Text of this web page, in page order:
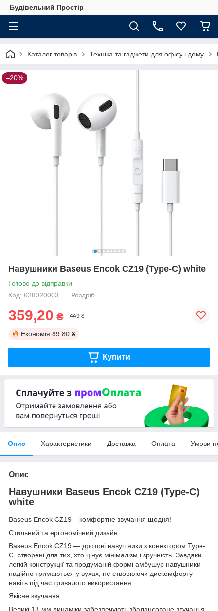
Будівельний Простір
Каталог товарів Техніка та гаджети для офісу і дому
–20%
Навушники Baseus Encok CZ19 (Type-C) white
Готово до відправки
Код: 628020003
Роздріб
359,20 ₴ 449 ₴
Економія 89.80 ₴
Купити
Опис Характеристики Доставка Оплата Умови
Опис
Навушники Baseus Encok CZ19 (Type-C)
white
Baseus Encok CZ19 – комфортне звучання щодня!
Стильний та ергономічний дизайн
Baseus Encok CZ19 — дротові навушники з конектором Type-
C, створені для тих, хто цінує мінімалізм і зручність. Завдяки
легкій конструкції та продуманій формі амбушур навушники
надійно тримаються у вухах, не створюючи дискомфорту
навіть під час тривалого використання.
Якісне звучання
Великі 13-мм динаміки забезпечують збалансоване звучання